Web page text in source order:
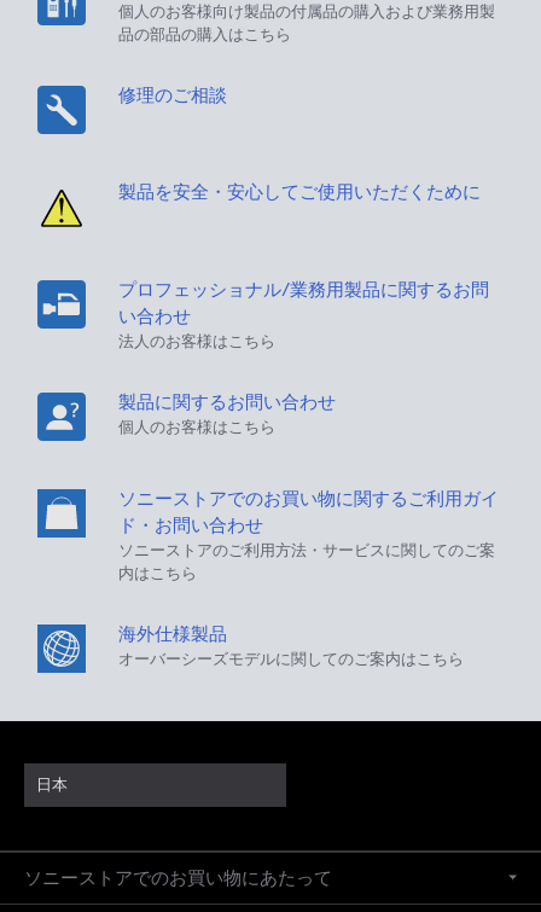
個人のお客様向け製品の付属品の購入および業務用製
品の部品の購入はこちら
修理のご相談
製品を安全・安心してご使用いただくために
プロフェッショナル/業務用製品に関するお問
い合わせ
法人のお客様はこちら
製品に関するお問い合わせ
個人のお客様はこちら
ソニーストアでのお買い物に関するご利用ガイ
ド・お問い合わせ
ソニーストアのご利用方法・サービスに関してのご案
内はこちら
海外仕様製品
オーバーシーズモデルに関してのご案内はこちら
日本
ソニーストアでのお買い物にあたって